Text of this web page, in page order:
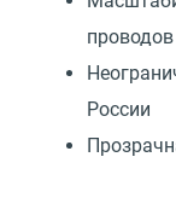
проводов
России